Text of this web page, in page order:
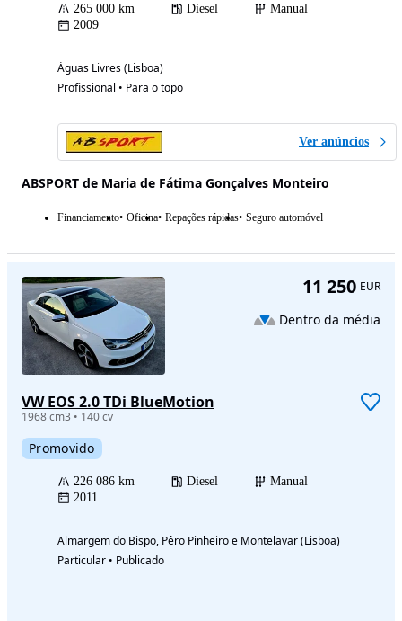
265 000 km Diesel
Manual
2009
Águas Livres (Lisboa)
Profissional • Para o topo
Ver anúncios
ABSPORT de Maria de Fátima Gonçalves Monteiro
Financiamento Oficina Repações rápidas Seguro automóvel
VW EOS 2.0 TDi BlueMotion
1968 cm3 • 140 cv
Promovido
226 086 km Diesel
Manual
2011
Almargem do Bispo, Pêro Pinheiro e Montelavar (Lisboa)
Particular • Publicado
11 250 EUR
Dentro da média